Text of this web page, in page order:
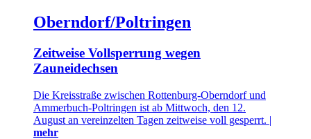
Oberndorf/Poltringen
Zeitweise Vollsperrung wegen
Zauneidechsen
Die Kreisstraße zwischen Rottenburg-Oberndorf und
Ammerbuch-Poltringen ist ab Mittwoch, den 12.
August an vereinzelten Tagen zeitweise voll gesperrt. |
mehr